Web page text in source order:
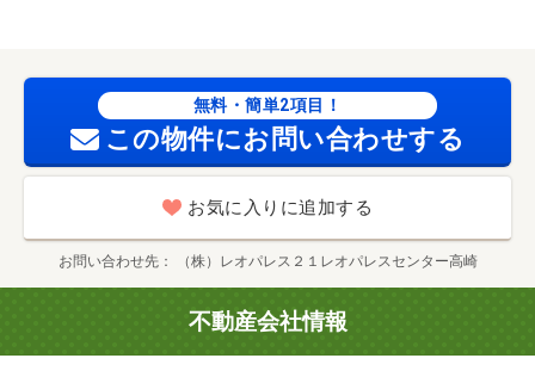
無料・簡単2項目！
この物件にお問い合わせする
お気に入りに追加する
お問い合わせ先 （株）レオパレス２１レオパレスセンター高崎
不動産会社情報